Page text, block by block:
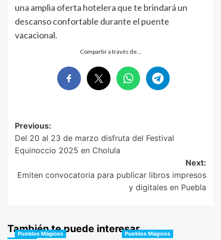
una amplia oferta hotelera que te brindará un
descanso confortable durante el puente
vacacional.
Compartir a través de…
Post
navigation
Previous:
Del 20 al 23 de marzo disfruta del Festival
Equinoccio 2025 en Cholula
Next:
Emiten convocatoria para publicar libros impresos
y digitales en Puebla
También te puede interesar
Pueblos Mágicos Pueblos Mágicos